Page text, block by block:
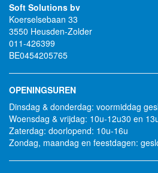
Soft Solutions bv
Koerselsebaan 33
3550 Heusden-Zolder
011-426399
BE0454205765
OPENINGSUREN
Dinsdag & donderdag: voormiddag
Woensdag & vrijdag: 10u-12u30 en
Zaterdag: doorlopend: 10u-16u
Zondag, maandag en feestdagen: